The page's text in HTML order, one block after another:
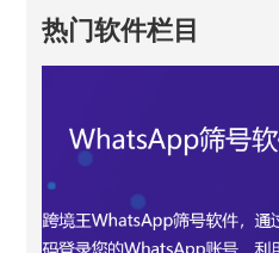
热门软件栏目